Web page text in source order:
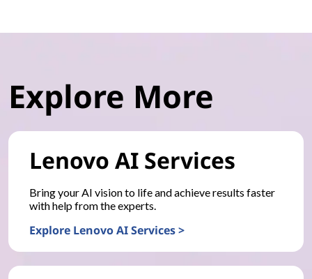
Explore More
Lenovo AI Services
Bring your AI vision to life and achieve results faster
with help from the experts.
Explore Lenovo AI Services >